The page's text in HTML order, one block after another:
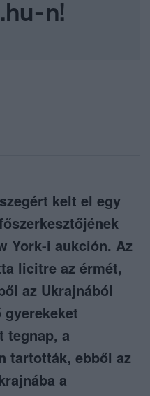
n!
kelt el egy
York-i aukción. Az
licitre az érmét,
az Ukrajnából
tegnap, a
tartották, ebből az
a